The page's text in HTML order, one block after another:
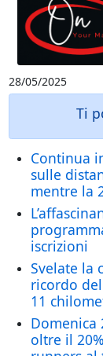
28/05/2025
Ti
Continua
sulle
mentre la
iscrizioni
Svelate la
ricordo
11
Domenica
oltre il